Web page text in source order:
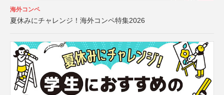
海外コンペ
夏休みにチャレンジ！海外コンペ特集2026